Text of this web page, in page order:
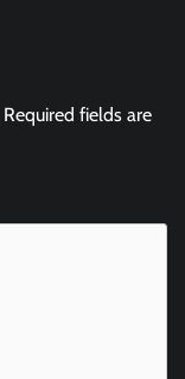
Required fields are